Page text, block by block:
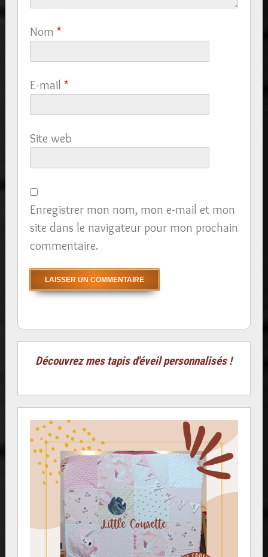
Nom *
E-mail *
Site web
Enregistrer mon nom, mon e-mail et mon
site dans le navigateur pour mon prochain
commentaire.
Découvrez mes tapis d'éveil personnalisés !